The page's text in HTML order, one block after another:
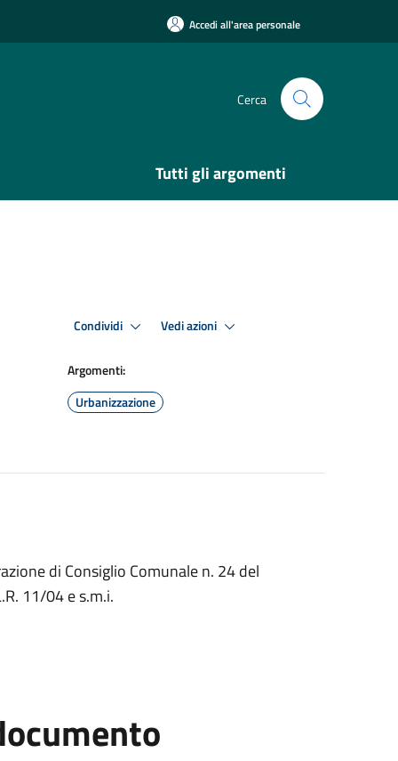
Accedi all'area personale
Cerca
Tutti gli argomenti
Condividi Vedi azioni
Argomenti:
Urbanizzazione
di Consiglio Comunale n. 24 del
11/04 e s.m.i.